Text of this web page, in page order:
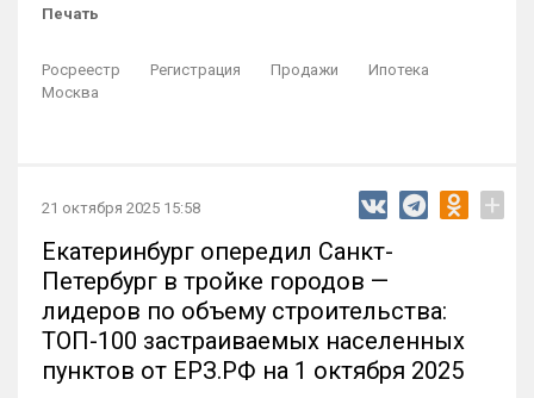
Печать
Росреестр Регистрация Продажи
Ипотека
Москва
21 октября 2025 15:58 +
Екатеринбург опередил Санкт-
Петербург в тройке городов —
лидеров по объему строительства:
ТОП-100 застраиваемых населенных
пунктов от ЕРЗ.РФ на 1 октября 2025